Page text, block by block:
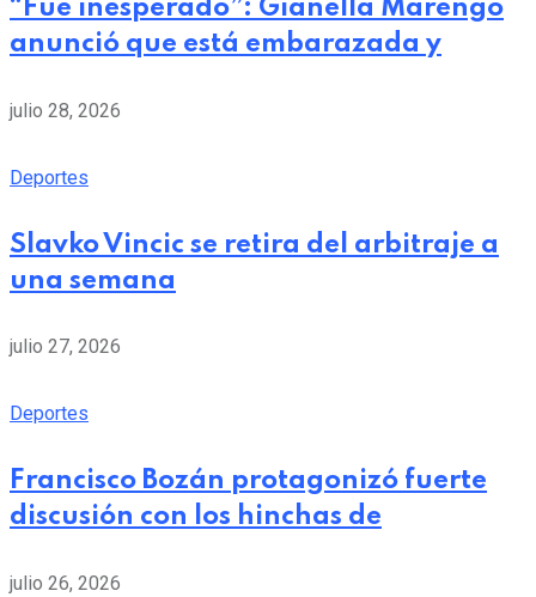
“Fue inesperado”: Gianella Marengo
anunció que está embarazada y
julio 28, 2026
Deportes
Slavko Vincic se retira del arbitraje a
una semana
julio 27, 2026
Deportes
Francisco Bozán protagonizó fuerte
discusión con los hinchas de
julio 26, 2026